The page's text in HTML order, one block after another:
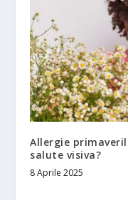
Allergie
salute visiva?
8 Aprile 2025